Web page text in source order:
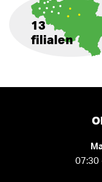
13
filialen
07:30